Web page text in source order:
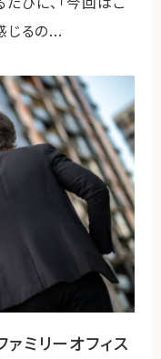
じるの...
ミリーオフィス